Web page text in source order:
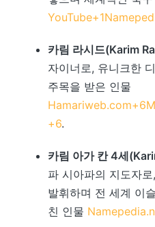
YouTube+1
카림 라시드(Karim
자이너로, 유니크한
주목을 받은 인물
Hamariweb.com+6
+6.
카림 아가 칸 4세
파 시아파의 지도자
발휘하며 전 세계 이
친 인물